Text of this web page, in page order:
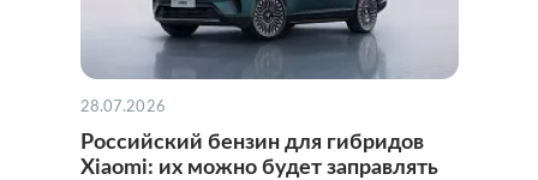
28.07.2026
Российский бензин для гибридов
Xiaomi: их можно будет заправлять